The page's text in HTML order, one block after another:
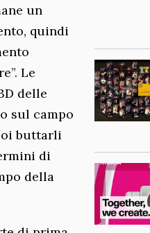
un
quindi
Le
delle
sul campo
buttarli
di
della